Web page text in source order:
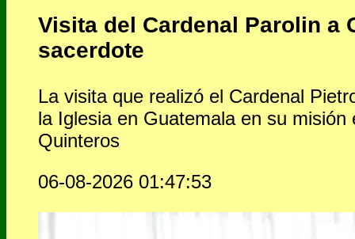
Visita del Cardenal Parolin a
sacerdote
La visita que realizó el Cardenal
la Iglesia en Guatemala en su
Quinteros
06-08-2026 01:47:53